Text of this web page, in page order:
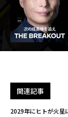
関連記事
2029年にヒトが火星